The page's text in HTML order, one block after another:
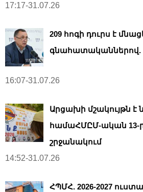
17:17-31.07.26
209 հոգի դուրս է
գնահատականներով.
16:07-31.07.26
Արցախի մշակույթն է
համաՀՄԸՄ-ական 13-
շրջանակում
14:52-31.07.26
ՀՊՄՀ. 2026-2027